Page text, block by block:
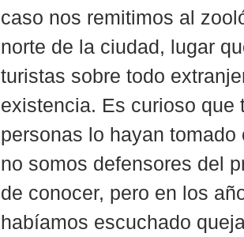
caso nos remitimos al
norte de la ciudad, lugar
turistas sobre todo
existencia. Es curioso que
personas lo hayan
no somos defensores del
de conocer, pero en los
habíamos escuchado